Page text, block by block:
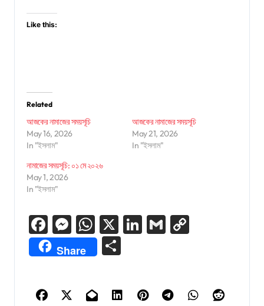
Like this:
Related
আজকের নামাজের সময়সূচি
May 16, 2026
In "ইসলাম"
আজকের নামাজের সময়সূচি
May 21, 2026
In "ইসলাম"
নামাজের সময়সূচি: ০১ মে ২০২৬
May 1, 2026
In "ইসলাম"
Facebook
Messenger
WhatsApp
X LinkedIn
Gmail
Share